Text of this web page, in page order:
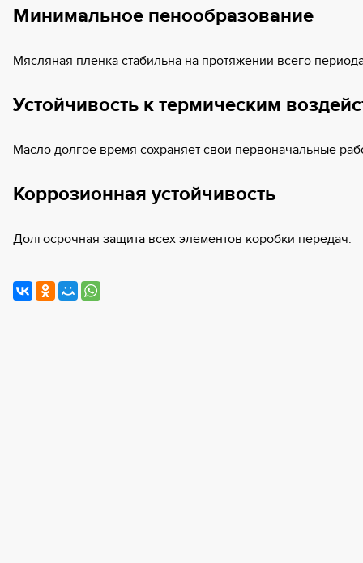
Минимальное пенообразование
Мясляная пленка стабильна на протяжении всего
Устойчивость к термическим
Масло долгое время сохраняет свои первоначальные
Коррозионная устойчивость
Долгосрочная защита всех элементов коробки передач.